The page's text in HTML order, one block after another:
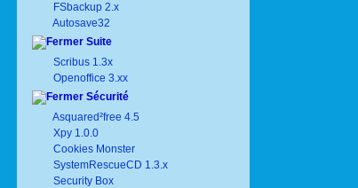
FSbackup 2.x
Autosave32
Suite
Scribus 1.3x
Openoffice 3.xx
Sécurité
Asquared²free 4.5
Xpy 1.0.0
Cookies Monster
SystemRescueCD 1.3.x
Security Box